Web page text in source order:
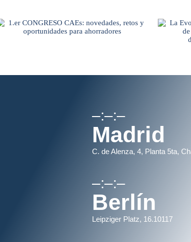
–:–:–
Madrid
C. de Alenza, 4, Planta 5ta,
–:–:–
Berlín
Leipziger Platz, 16.10117